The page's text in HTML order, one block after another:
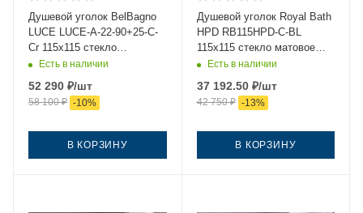
Душевой уголок BelBagno
LUCE LUCE-A-22-90+25-C-
Cr 115х115 стекло
прозрачное профиль хром
Есть в наличии
52 290 ₽/шт
58 100₽ -10%
В КОРЗИНУ
Душевой уголок Royal Bath
HPD RB115HPD-C-BL
115х115 стекло матовое
профиль черный без
Есть в наличии
37 192.50₽/шт
42 750₽ -13%
В КОРЗИНУ